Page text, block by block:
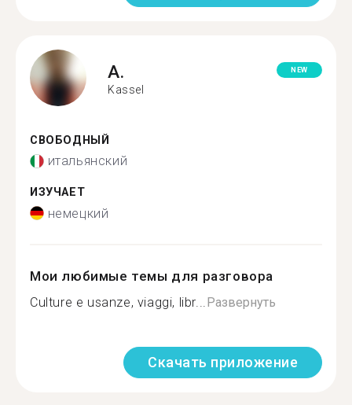
A.
Kassel
NEW
СВОБОДНЫЙ
итальянский
ИЗУЧАЕТ
немецкий
Мои любимые темы для разговора
Culture e usanze, viaggi, libr... Развернуть
Скачать приложение